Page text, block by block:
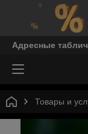
Адресные
Товары и